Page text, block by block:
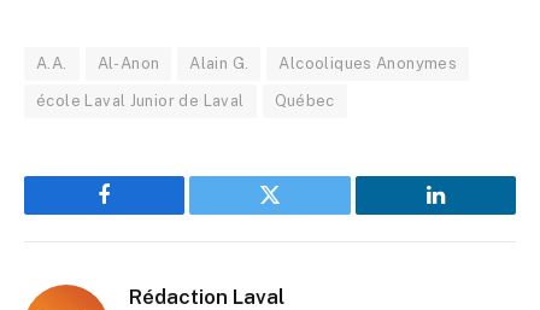
A.A. Al-Anon Alain G. Alcooliques Anonymes
école Laval Junior de Laval Québec
Facebook Twitter LinkedIn
Rédaction Laval